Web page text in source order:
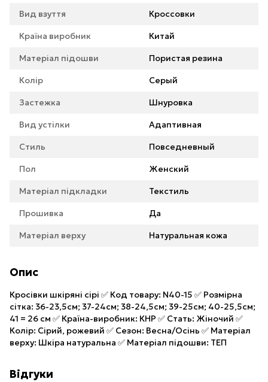
Вид взуття Кроссовки
Країна виробник Китай
Матеріал підошви Пористая резина
Колір Серый
Застежка Шнуровка
Вид устілки Адаптивная
Стиль Повседневный
Пол Женский
Матеріал підкладки Текстиль
Прошивка Да
Матеріал верху Натуральная кожа
Опис
Кросівки шкіряні сірі ✅ Код товару: N40-15 ✅ Розмірна
сітка: 36-23,5см; 37-24см; 38-24,5см; 39-25см; 40-25,5см;
41 = 26 см ✅ Країна-виробник: КНР ✅ Стать: Жіночий ✅
Колір: Сірий, рожевий ✅ Сезон: Весна/Осінь ✅ Матеріал
верху: Шкіра натуральна ✅ Матеріал підошви: ТЕП
Відгуки